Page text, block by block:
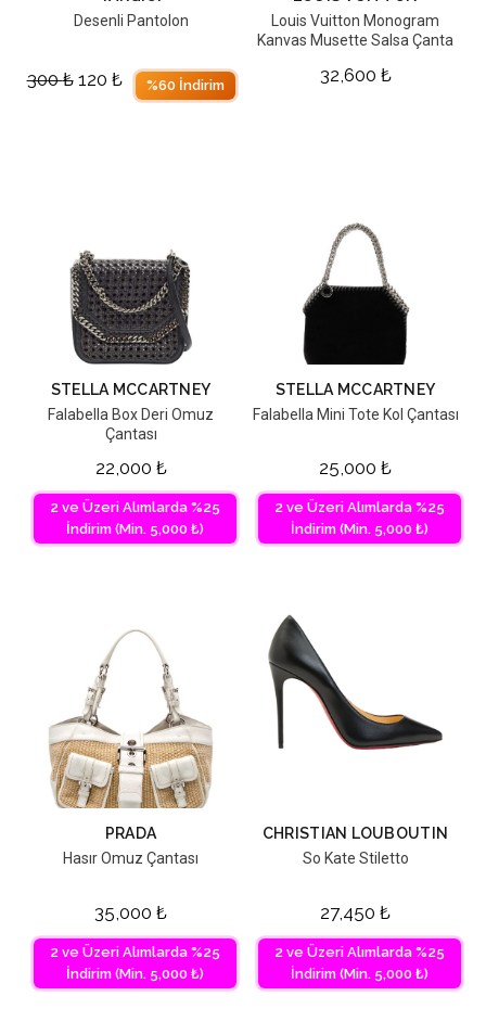
Desenli Pantolon
300₺ 120 ₺ %60 İndirim
Louis Vuitton Monogram
Kanvas Musette Salsa Çanta
32,600 ₺
STELLA MCCARTNEY
Falabella Box Deri Omuz
Çantası
22,000 ₺
2 ve Üzeri Alımlarda %25
İndirim (Min. 5,000 ₺)
STELLA MCCARTNEY
Falabella Mini Tote Kol Çantası
25,000 ₺
2 ve Üzeri Alımlarda %25
İndirim (Min. 5,000 ₺)
PRADA
Hasır Omuz Çantası
35,000 ₺
2 ve Üzeri Alımlarda %25
İndirim (Min. 5,000 ₺)
CHRISTIAN LOUBOUTIN
So Kate Stiletto
27,450 ₺
2 ve Üzeri Alımlarda %25
İndirim (Min. 5,000 ₺)